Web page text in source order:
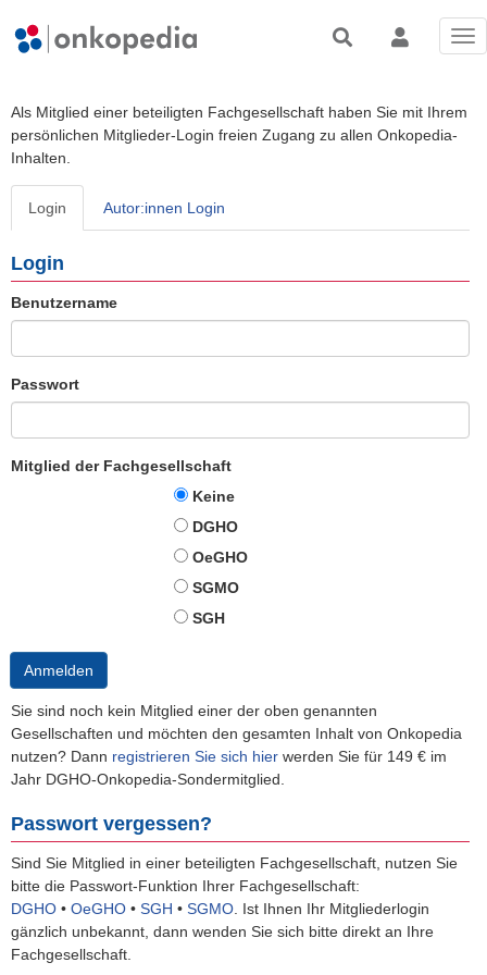
Als Mitglied einer beteiligten Fachgesellschaft haben Sie mit Ihrem
persönlichen Mitglieder-Login freien Zugang zu allen Onkopedia-
Inhalten.
Login Autor:innen Login
Login
Benutzername
Passwort
Mitglied der Fachgesellschaft
Keine
DGHO
OeGHO
SGMO
SGH
Anmelden
Sie sind noch kein Mitglied einer der oben genannten
Gesellschaften und möchten den gesamten Inhalt von Onkopedia
nutzen? Dann registrieren Sie sich hier werden Sie für 149 € im
Jahr DGHO-Onkopedia-Sondermitglied.
Passwort vergessen?
Sind Sie Mitglied in einer beteiligten Fachgesellschaft, nutzen Sie
bitte die Passwort-Funktion Ihrer Fachgesellschaft:
DGHO • OeGHO • SGH • SGMO Ist Ihnen Ihr Mitgliederlogin
gänzlich unbekannt, dann wenden Sie sich bitte direkt an Ihre
Fachgesellschaft.